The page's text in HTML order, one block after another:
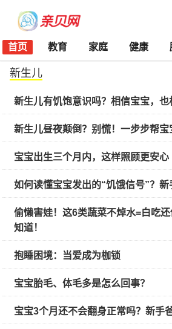
首页 教育 家庭 健康
新生儿
新生儿有饥饱意识吗？相信宝宝，也
新生儿昼夜颠倒？别慌！一步步帮宝
宝宝出生三个月内，这样照顾更安心
如何读懂宝宝发出的“饥饿信号”？
偷懒害娃！这6类蔬菜不焯水=白吃
知道！
抱睡困境：当爱成为枷锁
宝宝胎毛、体毛多是怎么回事？
宝宝3个月还不会翻身正常吗？新手